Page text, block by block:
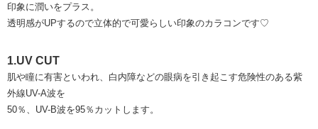
印象に潤いをプラス。
透明感がUPするので立体的で可愛らしい印象のカラコンです♡
1.UV CUT
肌や瞳に有害といわれ、白内障などの眼病を引き起こす危険性のある紫
外線UV-A波を
50％、UV-B波を95％カットします。